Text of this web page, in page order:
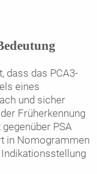
dass das PCA3-
eines
und sicher
Früherkennung
PSA
in Nomogrammen